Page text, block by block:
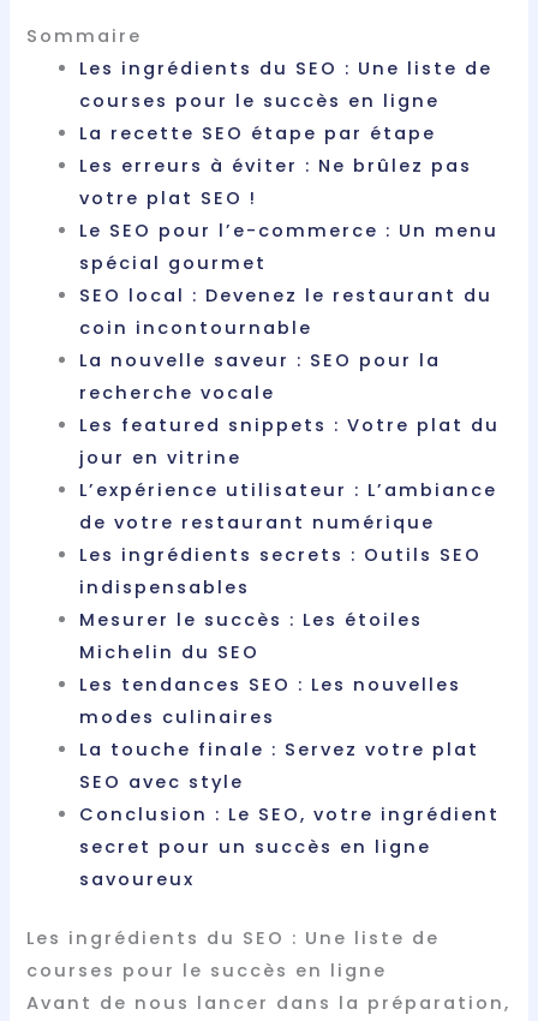
Sommaire
Les ingrédients du SEO : Une liste de
courses pour le succès en ligne
La recette SEO étape par étape
Les erreurs à éviter : Ne brûlez pas
votre plat SEO !
Le SEO pour l’e-commerce : Un menu
spécial gourmet
SEO local : Devenez le restaurant du
coin incontournable
La nouvelle saveur : SEO pour la
recherche vocale
Les featured snippets : Votre plat du
jour en vitrine
L’expérience utilisateur : L’ambiance
de votre restaurant numérique
Les ingrédients secrets : Outils SEO
indispensables
Mesurer le succès : Les étoiles
Michelin du SEO
Les tendances SEO : Les nouvelles
modes culinaires
La touche finale : Servez votre plat
SEO avec style
Conclusion : Le SEO, votre ingrédient
secret pour un succès en ligne
savoureux
Les ingrédients du SEO : Une liste de
courses pour le succès en ligne
Avant de nous lancer dans la préparation,